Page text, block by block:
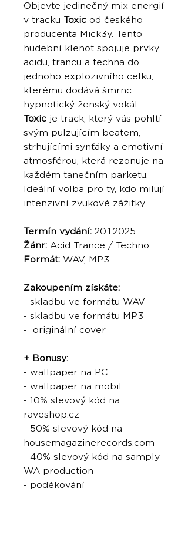
Objevte jedinečný mix energií
v tracku Toxic od českého
producenta Mick3y. Tento
hudební klenot spojuje prvky
acidu, trancu a techna do
jednoho explozivního celku,
kterému dodává šmrnc
hypnotický ženský vokál.
Toxic je track, který vás pohltí
svým pulzujícím beatem,
strhujícími synťáky a emotivní
atmosférou, která rezonuje na
každém tanečním parketu.
Ideální volba pro ty, kdo milují
intenzivní zvukové zážitky.
Termín vydání: 20.1.2025
Žánr: Acid Trance / Techno
Formát: WAV, MP3
Zakoupením získáte:
- skladbu ve formátu WAV
- skladbu ve formátu MP3
- originální cover
+ Bonusy:
- wallpaper na PC
- wallpaper na mobil
- 10% slevový kód na
raveshop.cz
- 50% slevový kód na
housemagazinerecords.com
- 40% slevový kód na samply
WA production
- poděkování